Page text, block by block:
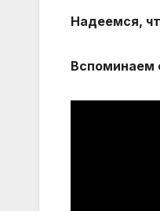
Надеемся,
Вспоминаем